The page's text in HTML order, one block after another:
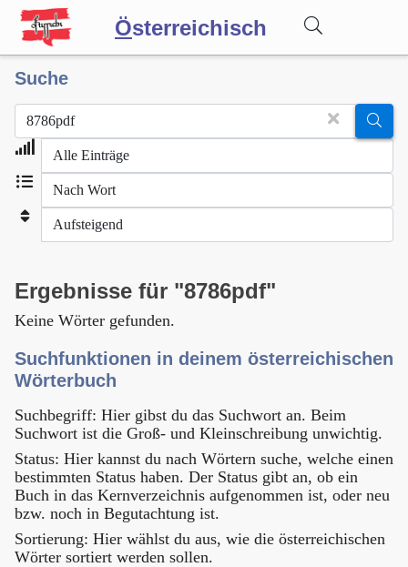
Österreichisch
Wörterbuch
Forum
Blog
Suche
Ergebnisse für "8786pdf"
Keine Wörter gefunden.
Suchfunktionen in deinem österreichischen
Wörterbuch
Suchbegriff: Hier gibst du das Suchwort an. Beim
Suchwort ist die Groß- und Kleinschreibung unwichtig.
Status: Hier kannst du nach Wörtern suche, welche einen
bestimmten Status haben. Der Status gibt an, ob ein
Buch in das Kernverzeichnis aufgenommen ist, oder neu
bzw. noch in Begutachtung ist.
Sortierung: Hier wählst du aus, wie die österreichischen
Wörter sortiert werden sollen.